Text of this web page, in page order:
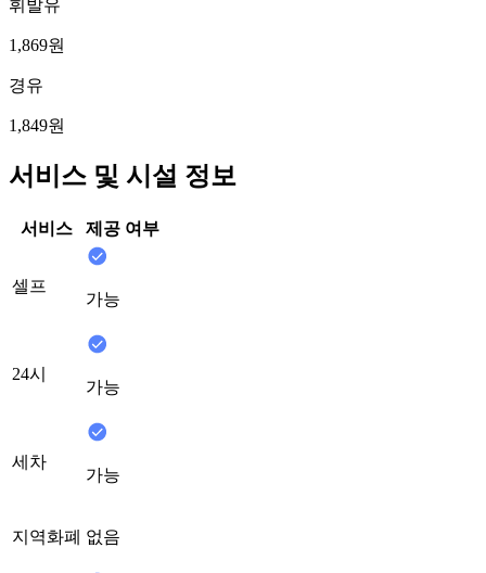
휘발유
1,869원
경유
1,849원
서비스 및 시설 정보
서비스 제공 여부
셀프
가능
24시
가능
세차
가능
지역화폐 없음